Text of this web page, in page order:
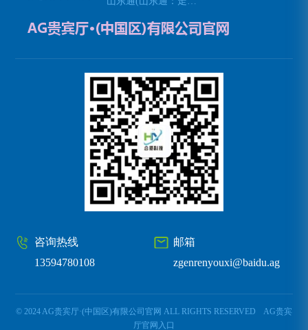
邮箱
zgenrenyouxi@baidu.ag
咨询热线
13594780108
© 2024 AG贵宾厅·(中国区)有限公司官网 ALL RIGHTS RESERVED AG贵宾
厅官网入口